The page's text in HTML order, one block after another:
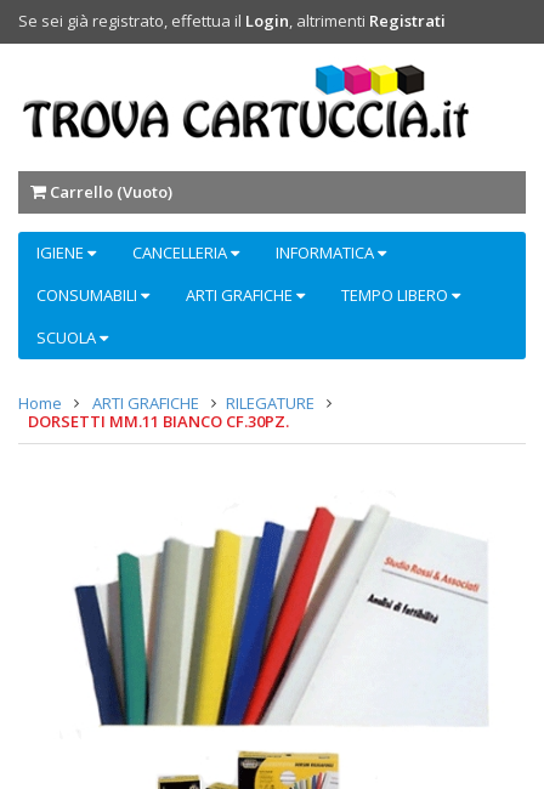
Se sei già registrato, effettua il Login, altrimenti Registrati
Carrello (Vuoto)
IGIENE CANCELLERIA
INFORMATICA
CONSUMABILI
ARTI GRAFICHE
TEMPO LIBERO
SCUOLA
Home ARTI GRAFICHE
RILEGATURE
DORSETTI MM.11 BIANCO CF.30PZ.